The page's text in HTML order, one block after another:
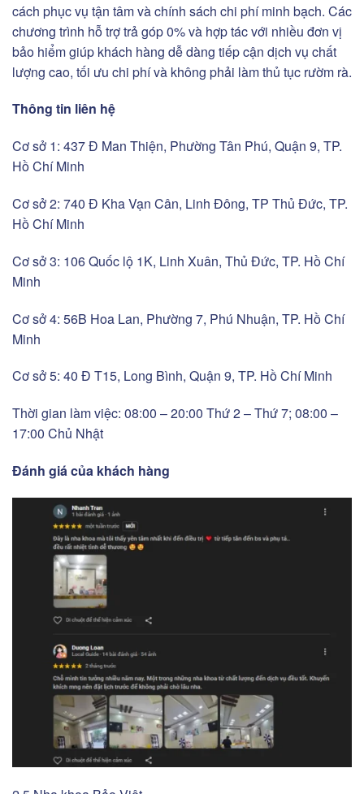
cách phục vụ tận tâm và chính sách chi phí minh bạch. Các
chương trình hỗ trợ trả góp 0% và hợp tác với nhiều đơn vị
bảo hiểm giúp khách hàng dễ dàng tiếp cận dịch vụ chất
lượng cao, tối ưu chi phí và không phải làm thủ tục rườm rà.
Thông tin liên hệ
Cơ sở 1: 437 Đ Man Thiện, Phường Tân Phú, Quận 9, TP.
Hồ Chí Minh
Cơ sở 2: 740 Đ Kha Vạn Cân, Linh Đông, TP Thủ Đức, TP.
Hồ Chí Minh
Cơ sở 3: 106 Quốc lộ 1K, Linh Xuân, Thủ Đức, TP. Hồ Chí
Minh
Cơ sở 4: 56B Hoa Lan, Phường 7, Phú Nhuận, TP. Hồ Chí
Minh
Cơ sở 5: 40 Đ T15, Long Bình, Quận 9, TP. Hồ Chí Minh
Thời gian làm việc: 08:00 – 20:00 Thứ 2 – Thứ 7; 08:00 –
17:00 Chủ Nhật
Đánh giá của khách hàng